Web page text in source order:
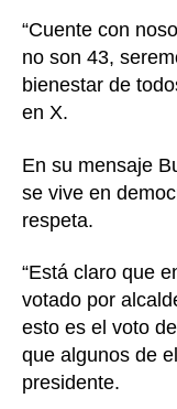
“Cuente con
no son 43,
bienestar de
en X.
En su mensaje
se vive en
respeta.
“Está claro que
votado por
esto es el voto
que algunos de
presidente.